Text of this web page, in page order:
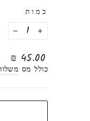
כמות
−
+
מחיר
רגיל
45.00 ₪
כולל מס